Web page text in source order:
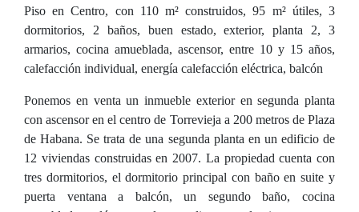
Piso en Centro, con 110 m² construidos, 95 m² útiles, 3
dormitorios, 2 baños, buen estado, exterior, planta 2, 3
armarios, cocina amueblada, ascensor, entre 10 y 15 años,
calefacción individual, energía calefacción eléctrica, balcón
Ponemos en venta un inmueble exterior en segunda planta
con ascensor en el centro de Torrevieja a 200 metros de Plaza
de Habana. Se trata de una segunda planta en un edificio de
12 viviendas construidas en 2007. La propiedad cuenta con
tres dormitorios, el dormitorio principal con baño en suite y
puerta ventana a balcón, un segundo baño, cocina